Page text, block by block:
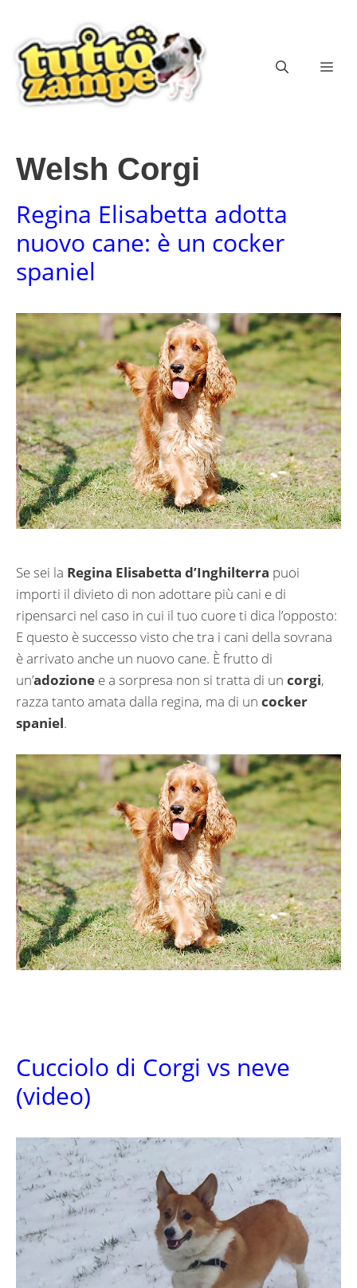
contenuto
Welsh Corgi
Regina Elisabetta adotta
nuovo cane: è un cocker
spaniel
Se sei la Regina Elisabetta d’Inghilterra puoi
importi il divieto di non adottare più cani e di
ripensarci nel caso in cui il tuo cuore ti dica l’opposto:
E questo è successo visto che tra i cani della sovrana
è arrivato anche un nuovo cane. È frutto di
un’adozione e a sorpresa non si tratta di un corgi,
razza tanto amata dalla regina, ma di un cocker
spaniel.
Cucciolo di Corgi vs neve
(video)